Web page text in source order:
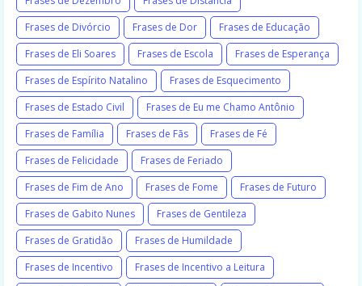
Frases de Divórcio
Frases de Dor
Frases de Educação
Frases de Eli Soares
Frases de Escola
Frases de Esperança
Frases de Espírito Natalino
Frases de Esquecimento
Frases de Estado Civil
Frases de Eu me Chamo Antônio
Frases de Família
Frases de Fãs
Frases de Fé
Frases de Felicidade
Frases de Feriado
Frases de Fim de Ano
Frases de Fome
Frases de Futuro
Frases de Gabito Nunes
Frases de Gentileza
Frases de Gratidão
Frases de Humildade
Frases de Incentivo
Frases de Incentivo a Leitura